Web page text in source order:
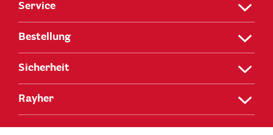
Service
Bestellung
Sicherheit
Rayher